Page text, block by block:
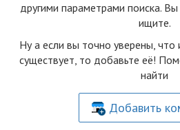
другими параметрами поиска.
ищите.
Ну а если вы точно уверены, что
существует, то добавьте её!
найти
Добавить